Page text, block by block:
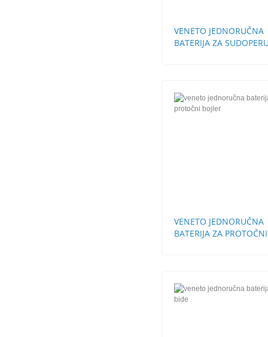
VENETO JEDNORUČNA
BATERIJA ZA
VENETO JEDNORUČNA
BATERIJA ZA PROTOČNI